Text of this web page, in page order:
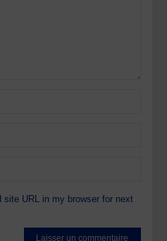
site URL in my browser for next